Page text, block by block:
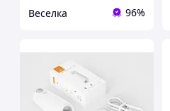
Веселка 96%